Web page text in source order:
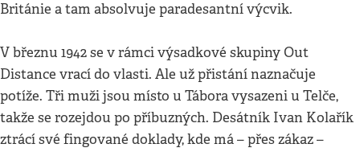
Británie a tam absolvuje paradesantní výcvik.
V březnu 1942 se v rámci výsadkové skupiny Out
Distance vrací do vlasti. Ale už přistání naznačuje
potíže. Tři muži jsou místo u Tábora vysazeni u Telče,
takže se rozejdou po příbuzných. Desátník Ivan Kolařík
ztrácí své fingované doklady, kde má – přes zákaz –